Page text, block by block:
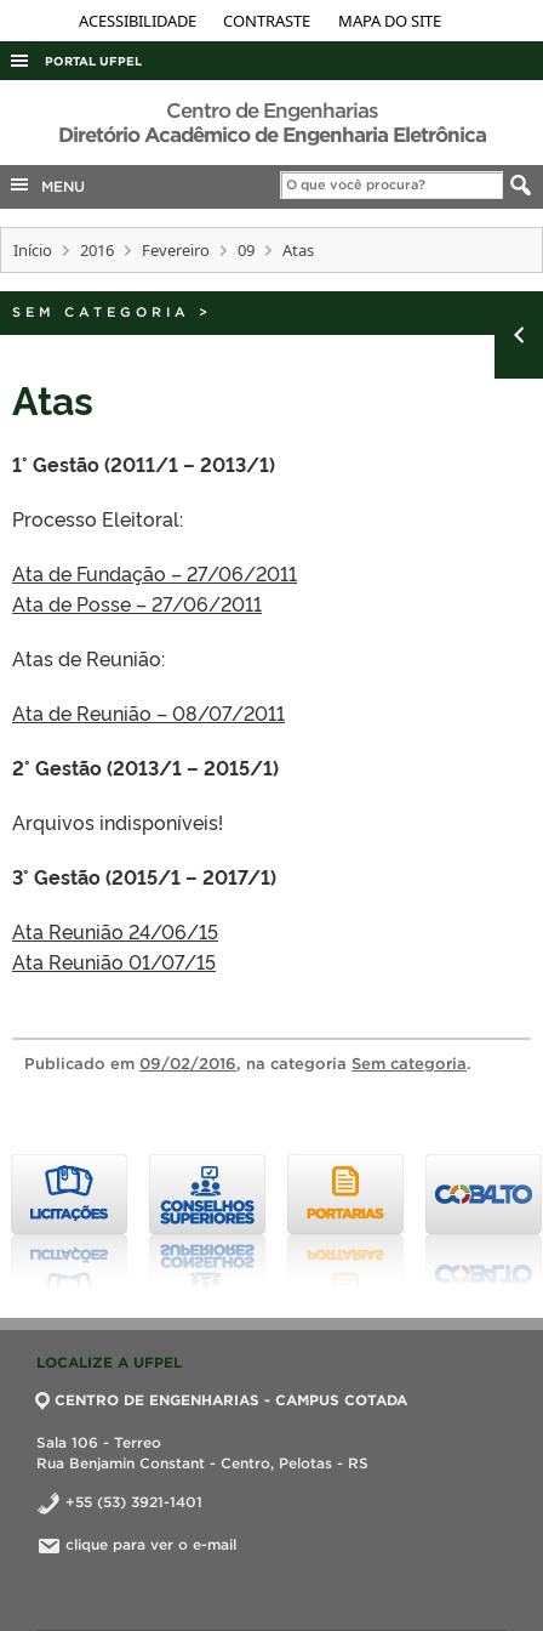
ACESSIBILIDADE CONTRASTE MAPA DO SITE
PORTAL UFPEL
ACESSO À INFORMAÇÃO
AUDITORIA
COBALTO
CONCURSOS
INTERNACIONAL
PORTARIAS
Centro de Engenharias
Diretório Acadêmico de Engenharia Eletrônica
MENU
Início 2016 Fevereiro 09 Atas
SEM CATEGORIA >
Atas
1° Gestão (2011/1 – 2013/1)
Processo Eleitoral:
Ata de Fundação – 27/06/2011
Ata de Posse – 27/06/2011
Atas de Reunião:
Ata de Reunião – 08/07/2011
2° Gestão (2013/1 – 2015/1)
Arquivos indisponíveis!
3° Gestão (2015/1 – 2017/1)
Ata Reunião 24/06/15
Ata Reunião 01/07/15
Publicado em 09/02/2016, na categoria Sem categoria.
LOCALIZE A UFPEL
CENTRO DE ENGENHARIAS - CAMPUS COTADA
Sala 106 - Terreo
Rua Benjamin Constant - Centro, Pelotas - RS
+55 (53) 3921-1401
clique para ver o e-mail